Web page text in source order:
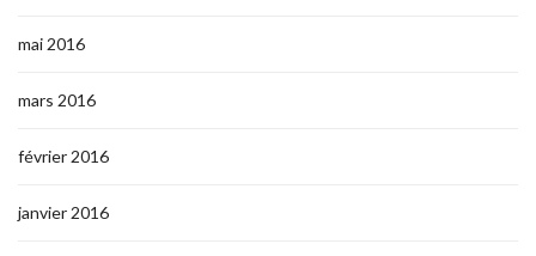
mai 2016
mars 2016
février 2016
janvier 2016